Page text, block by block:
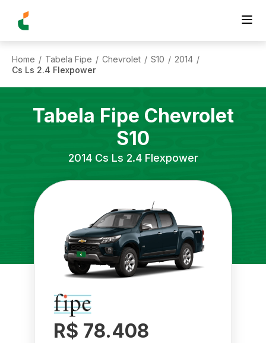
Home / Tabela Fipe / Chevrolet / S10 / 2014 /
Cs Ls 2.4 Flexpower
Tabela Fipe Chevrolet
S10
2014 Cs Ls 2.4 Flexpower
R$ 78.408